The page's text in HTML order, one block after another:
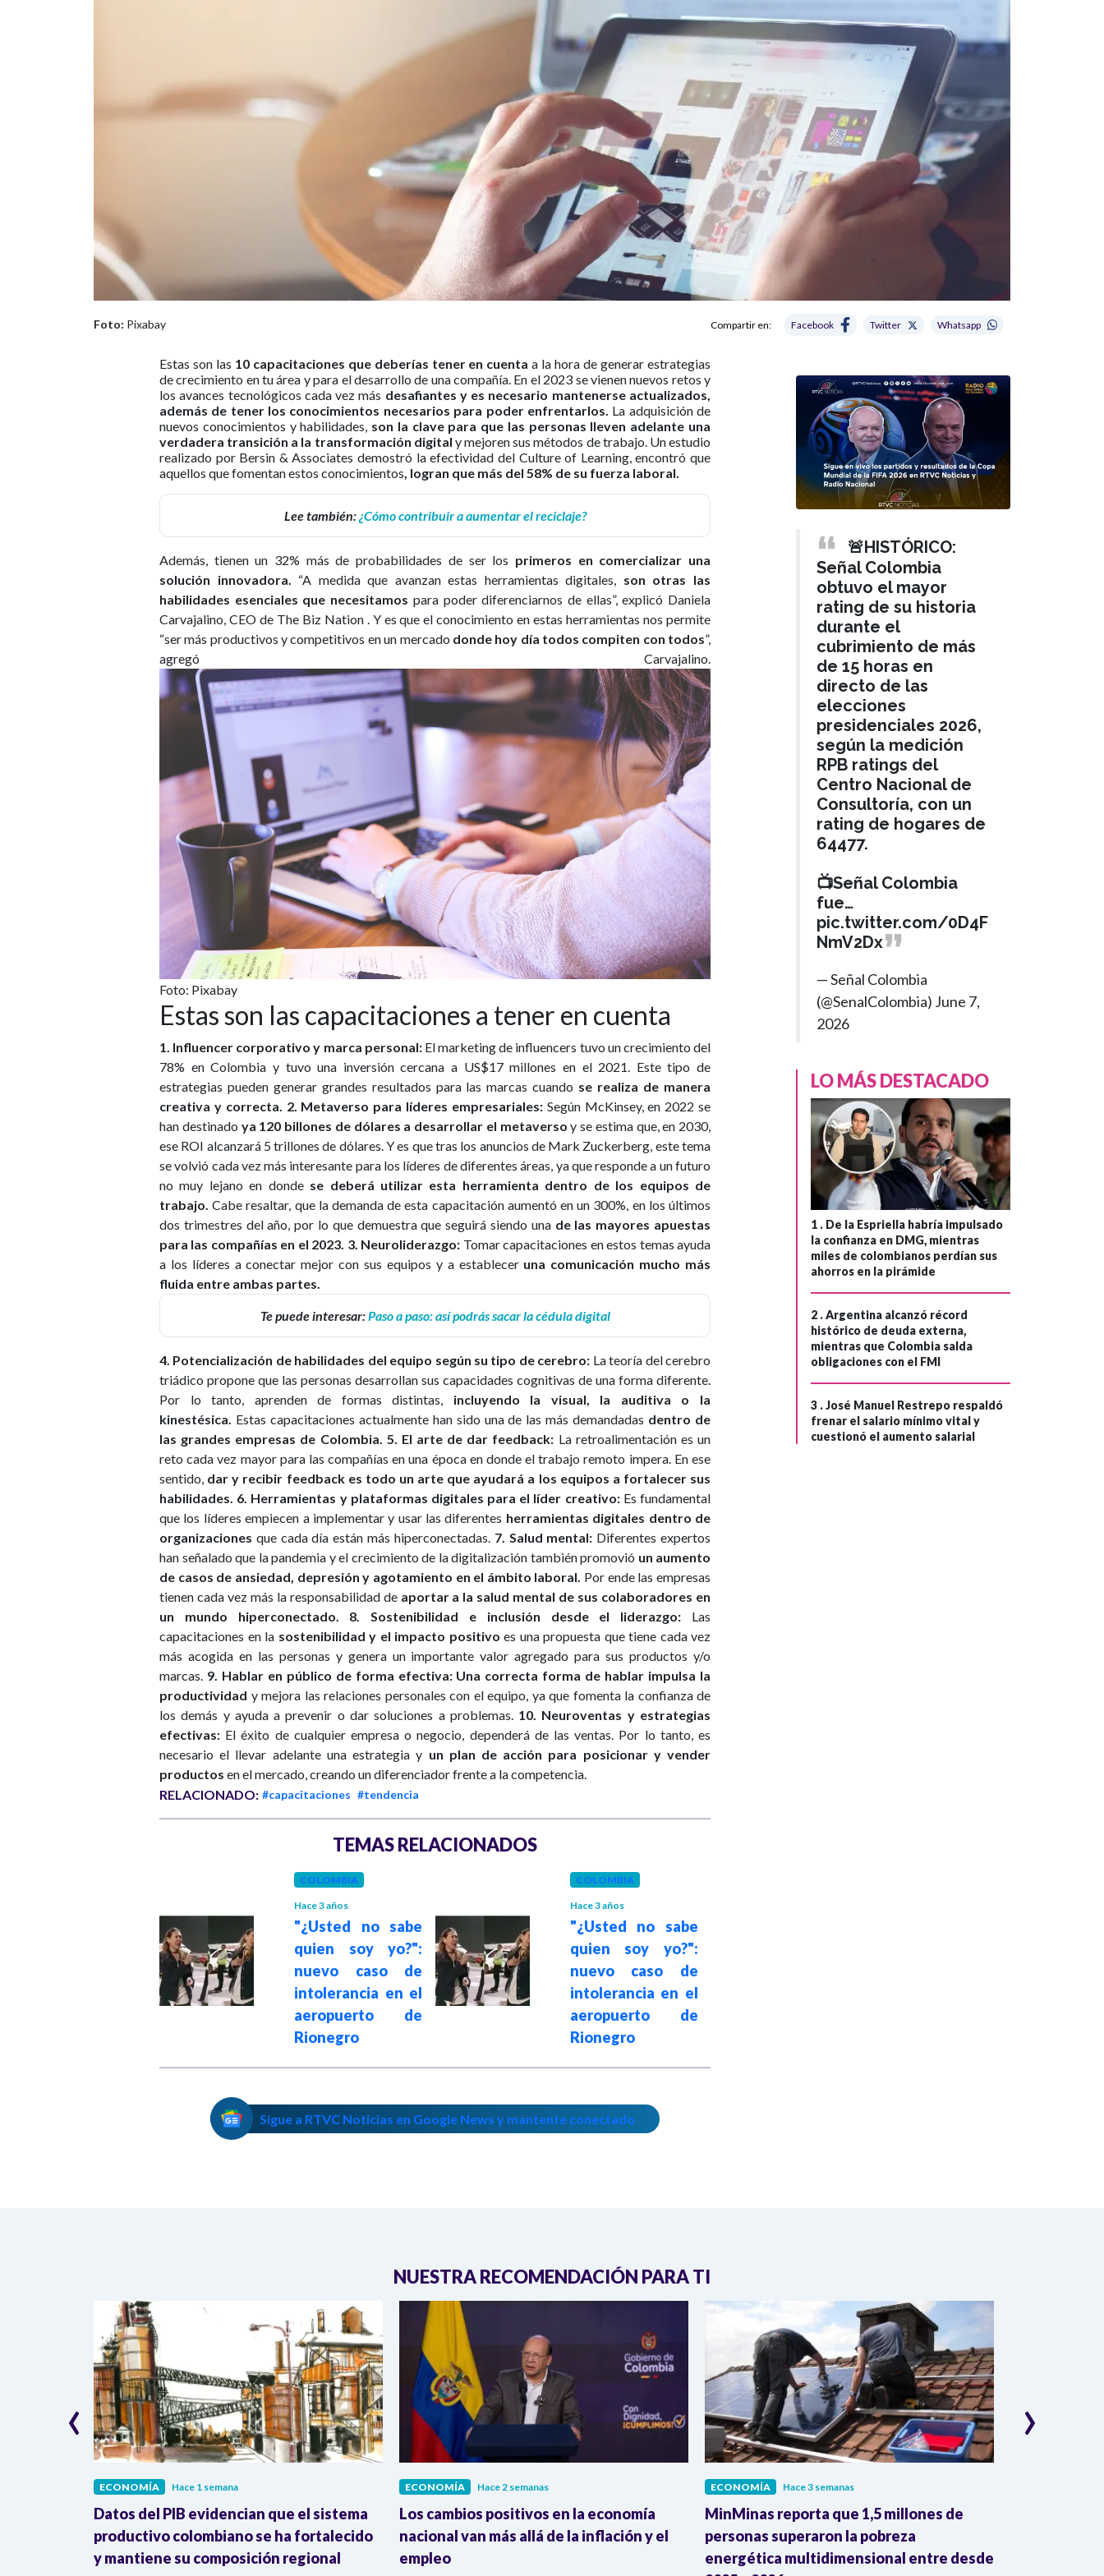
Foto: Pixabay Compartir en: Facebook Twitter Whatsapp
Estas son las 10 capacitaciones que deberías tener en cuenta a la hora de generar estrategias
de crecimiento en tu área y para el desarrollo de una compañía. En el 2023 se vienen nuevos retos y
los avances tecnológicos cada vez más desafiantes y es necesario mantenerse actualizados,
además de tener los conocimientos necesarios para poder enfrentarlos. La adquisición de
nuevos conocimientos y habilidades, son la clave para que las personas lleven adelante una
verdadera transición a la transformación digital y mejoren sus métodos de trabajo. Un estudio
realizado por Bersin & Associates demostró la efectividad del Culture of Learning, encontró que
aquellos que fomentan estos conocimientos, logran que más del 58% de su fuerza laboral.
Lee también:¿Cómo contribuir a aumentar el reciclaje?
Además, tienen un 32% más de probabilidades de ser los primeros en comercializar una
solución innovadora. “A medida que avanzan estas herramientas digitales, son otras las
habilidades esenciales que necesitamos para poder diferenciarnos de ellas”, explicó Daniela
Carvajalino, CEO de The Biz Nation . Y es que el conocimiento en estas herramientas nos permite
“ser más productivos y competitivos en un mercado donde hoy día todos compiten con todos”,
agregó Carvajalino.
Foto: Pixabay
Estas son las capacitaciones a tener en cuenta
1. Influencer corporativo y marca personal:El marketing de influencers tuvo un crecimiento del
78% en Colombia y tuvo una inversión cercana a US$17 millones en el 2021. Este tipo de
estrategias pueden generar grandes resultados para las marcas cuando se realiza de manera
creativa y correcta. 2. Metaverso para líderes empresariales:Según McKinsey, en 2022 se
han destinado ya 120 billones de dólares a desarrollar el metaverso y se estima que, en 2030,
ese ROI alcanzará 5 trillones de dólares. Y es que tras los anuncios de Mark Zuckerberg, este tema
se volvió cada vez más interesante para los líderes de diferentes áreas, ya que responde a un futuro
no muy lejano en donde se deberá utilizar esta herramienta dentro de los equipos de
trabajo. Cabe resaltar, que la demanda de esta capacitación aumentó en un 300%, en los últimos
dos trimestres del año, por lo que demuestra que seguirá siendo una de las mayores apuestas
para las compañías en el 2023. 3. Neuroliderazgo: Tomar capacitaciones en estos temas ayuda
a los líderes a conectar mejor con sus equipos y a establecer una comunicación mucho más
fluida entre ambas partes.
Te puede interesar: Paso a paso: así podrás sacar la cédula digital
4. Potencialización de habilidades del equipo según su tipo de cerebro: La teoría del cerebro
triádico propone que las personas desarrollan sus capacidades cognitivas de una forma diferente.
Por lo tanto, aprenden de formas distintas, incluyendo la visual, la auditiva o la
kinestésica. Estas capacitaciones actualmente han sido una de las más demandadas dentro de
las grandes empresas de Colombia. 5. El arte de dar feedback: La retroalimentación es un
reto cada vez mayor para las compañías en una época en donde el trabajo remoto impera. En ese
sentido, dar y recibir feedback es todo un arte que ayudará a los equipos a fortalecer sus
habilidades. 6. Herramientas y plataformas digitales para el líder creativo:Es fundamental
que los líderes empiecen a implementar y usar las diferentes herramientas digitales dentro de
organizaciones que cada día están más hiperconectadas. 7. Salud mental: Diferentes expertos
han señalado que la pandemia y el crecimiento de la digitalización también promovió un aumento
de casos de ansiedad, depresión y agotamiento en el ámbito laboral. Por ende las empresas
tienen cada vez más la responsabilidad de aportar a la salud mental de sus colaboradores en
un mundo hiperconectado.
8. Sostenibilidad e inclusión desde el liderazgo: Las
capacitaciones en la sostenibilidad y el impacto positivo es una propuesta que tiene cada vez
más acogida en las personas y genera un importante valor agregado para sus productos y/o
marcas. 9. Hablar en público de forma efectiva: Una correcta forma de hablar impulsa la
productividad y mejora las relaciones personales con el equipo, ya que fomenta la confianza de
los demás y ayuda a prevenir o dar soluciones a problemas. 10. Neuroventas y estrategias
efectivas: El éxito de cualquier empresa o negocio, dependerá de las ventas. Por lo tanto, es
necesario el llevar adelante una estrategia y un plan de acción para posicionar y vender
productos en el mercado, creando un diferenciador frente a la competencia.
RELACIONADO: #capacitaciones #tendencia
TEMAS RELACIONADOS
COLOMBIA
Hace 3 años
"¿Usted no sabe
quien soy yo?":
nuevo caso de
intolerancia en el
aeropuerto de
Rionegro
COLOMBIA
Hace 3 años
"¿Usted no sabe
quien soy yo?":
nuevo caso de
intolerancia en el
aeropuerto de
Rionegro
Sigue a RTVC Noticias en Google News y mantente conectado
🚨HISTÓRICO:
Señal Colombia
obtuvo el mayor
rating de su historia
durante el
cubrimiento de más
de 15 horas en
directo de las
elecciones
presidenciales 2026,
según la medición
RPB ratings del
Centro Nacional de
Consultoría, con un
rating de hogares de
64477.
📺Señal Colombia
fue…
pic.twitter.com/0D4F
NmV2Dx
— Señal Colombia
(@SenalColombia) June 7,
2026
LO MÁS DESTACADO
1 . De la Espriella habría impulsado
la confianza en DMG, mientras
miles de colombianos perdían sus
ahorros en la pirámide
2 .Argentina alcanzó récord
histórico de deuda externa,
mientras que Colombia salda
obligaciones con el FMI
3 .José Manuel Restrepo respaldó
frenar el salario mínimo vital y
cuestionó el aumento salarial
NUESTRA RECOMENDACIÓN PARA TI
ECONOMÍA Hace 1 semana
Datos del PIB evidencian que el sistema
productivo colombiano se ha fortalecido
y mantiene su composición regional
ECONOMÍA Hace 2 semanas
Los cambios positivos en la economía
nacional van más allá de la inflación y el
empleo
ECONOMÍA Hace 3 semanas
MinMinas reporta que 1,5 millones de
personas superaron la pobreza
energética multidimensional entre desde
‹ ›